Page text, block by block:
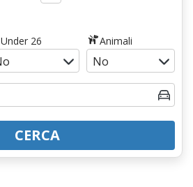
Under 26 Animali
CERCA